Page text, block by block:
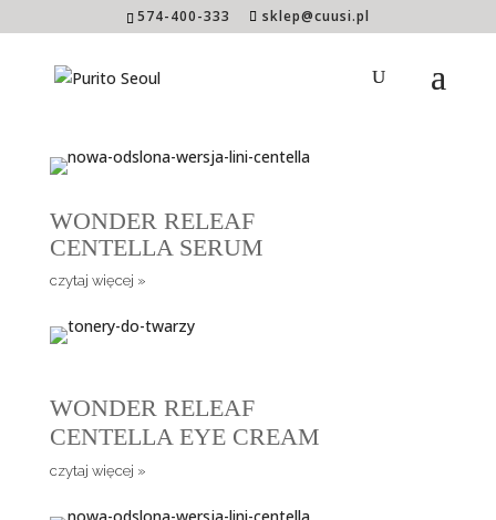
574-400-333 sklep@cuusi.pl
CENTELLA TONER
WONDER RELEAF
CENTELLA SERUM
czytaj więcej »
WONDER RELEAF
CENTELLA EYE CREAM
czytaj więcej »